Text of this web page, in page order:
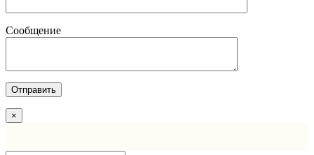
Сообщение
×